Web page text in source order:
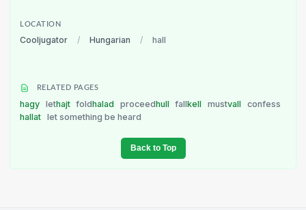
LOCATION
Cooljugator / Hungarian / hall
RELATED PAGES
hagy lethajt foldhalad proceedhull fallkell mustvall
confess
hallat let something be heard
Back to Top